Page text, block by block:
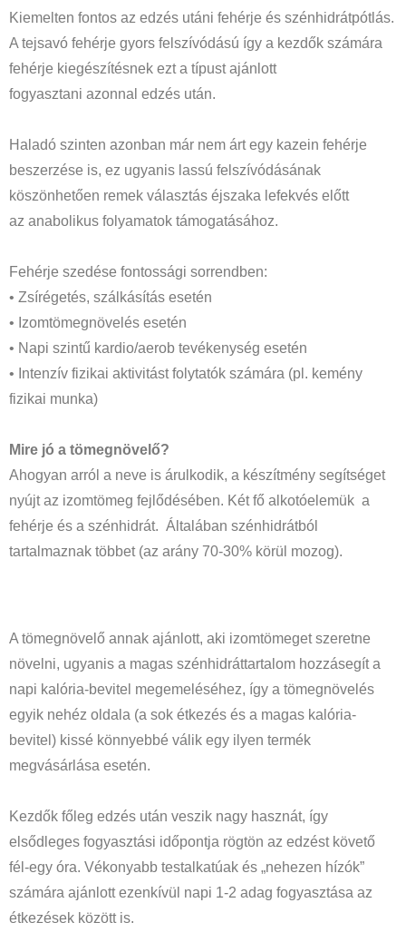
Kiemelten fontos az edzés utáni fehérje és szénhidrátpótlás.
A tejsavó fehérje gyors felszívódású így a kezdők számára
fehérje kiegészítésnek ezt a típust ajánlott
fogyasztani azonnal edzés után.
Haladó szinten azonban már nem árt egy kazein fehérje
beszerzése is, ez ugyanis lassú felszívódásának
köszönhetően remek választás éjszaka lefekvés előtt
az anabolikus folyamatok támogatásához.
Fehérje szedése fontossági sorrendben:
• Zsírégetés, szálkásítás esetén
• Izomtömegnövelés esetén
• Napi szintű kardio/aerob tevékenység esetén
• Intenzív fizikai aktivitást folytatók számára (pl. kemény
fizikai munka)
Mire jó a tömegnövelő?
Ahogyan arról a neve is árulkodik, a készítmény segítséget
nyújt az izomtömeg fejlődésében. Két fő alkotóelemük a
fehérje és a szénhidrát. Általában szénhidrátból
tartalmaznak többet (az arány 70-30% körül mozog).
A tömegnövelő annak ajánlott, aki izomtömeget szeretne
növelni, ugyanis a magas szénhidráttartalom hozzásegít a
napi kalória-bevitel megemeléséhez, így a tömegnövelés
egyik nehéz oldala (a sok étkezés és a magas kalória-
bevitel) kissé könnyebbé válik egy ilyen termék
megvásárlása esetén.
Kezdők főleg edzés után veszik nagy hasznát, így
elsődleges fogyasztási időpontja rögtön az edzést követő
fél-egy óra. Vékonyabb testalkatúak és „nehezen hízók”
számára ajánlott ezenkívül napi 1-2 adag fogyasztása az
étkezések között is.